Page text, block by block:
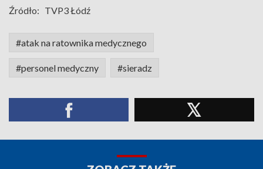
Źródło: TVP3 Łódź
#atak na ratownika medycznego
#personel medyczny #sieradz